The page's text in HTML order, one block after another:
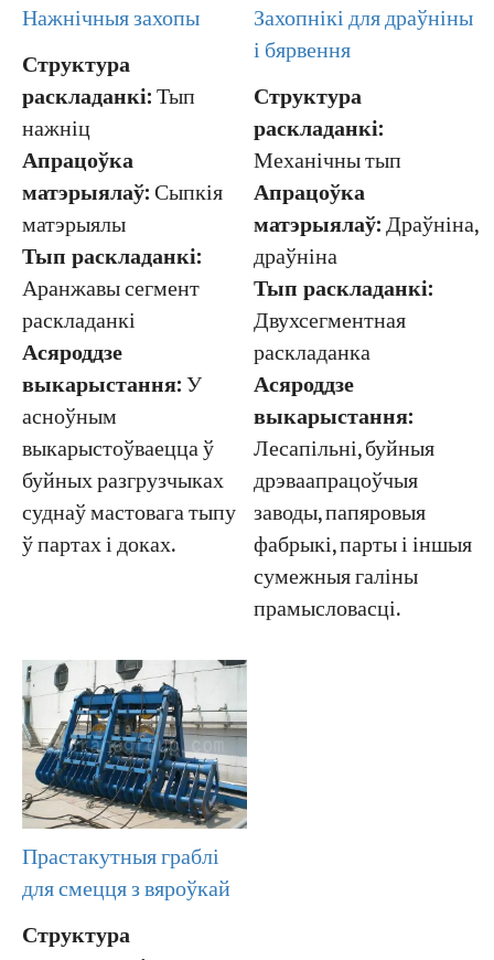
Нажнічныя захопы
Структура
раскладанкі:Тып
нажніц
Апрацоўка
матэрыялаў:Сыпкія
матэрыялы
Тып раскладанкі:
Аранжавы сегмент
раскладанкі
Асяроддзе
выкарыстання:У
асноўным
выкарыстоўваецца ў
буйных разгрузчыках
суднаў мастовага тыпу
ў партах і доках.
Захопнікі для драўніны
і бярвення
Структура
раскладанкі:
Механічны тып
Апрацоўка
матэрыялаў:Драўніна,
драўніна
Тып раскладанкі:
Двухсегментная
раскладанка
Асяроддзе
выкарыстання:
Лесапільні, буйныя
дрэваапрацоўчыя
заводы, папяровыя
фабрыкі, парты і іншыя
сумежныя галіны
прамысловасці.
Прастакутныя граблі
для смецця з вяроўкай
Структура